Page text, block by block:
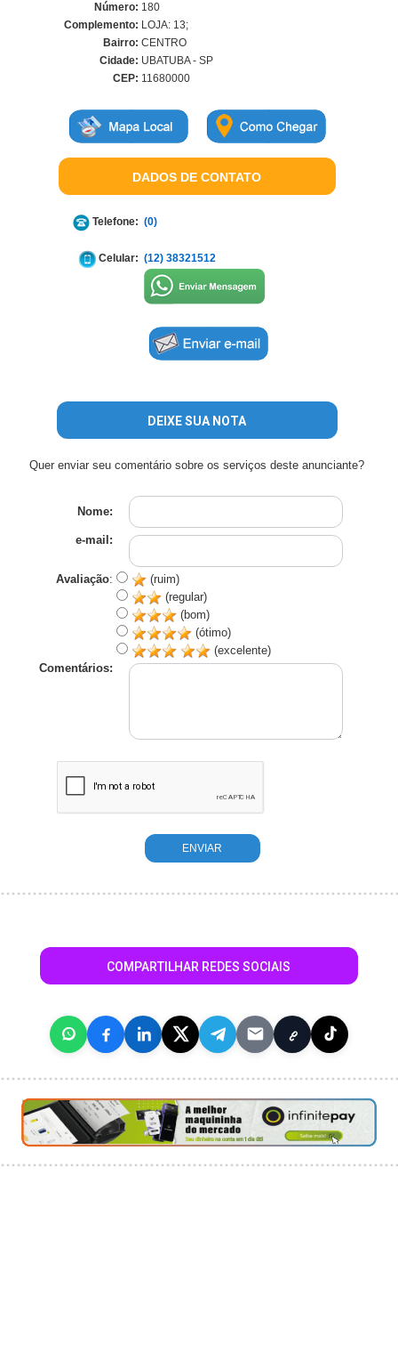
Número: 180
Complemento: LOJA: 13;
Bairro: CENTRO
Cidade: UBATUBA - SP
CEP: 11680000
DADOS DE CONTATO
Telefone: (0)
Celular: (12) 38321512
DEIXE SUA NOTA
Quer enviar seu comentário sobre os serviços deste anunciante?
Nome:
e-mail:
Avaliação:
(ruim)
(regular)
(bom)
(ótimo)
(excelente)
Comentários:
COMPARTILHAR REDES SOCIAIS